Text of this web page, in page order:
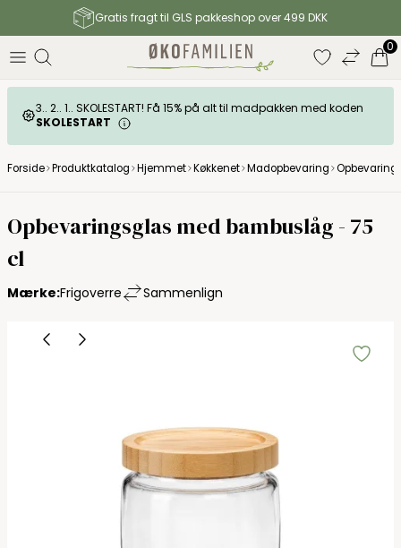
Gratis fragt til GLS pakkeshop over 499 DKK
0
3.. 2.. 1.. SKOLESTART! Få 15% på alt til madpakken med koden
SKOLESTART
Forside Produktkatalog Hjemmet Køkkenet Madopbevaring
Frigoverre
Opbevaringsglas med bambuslåg - 75
cl
Mærke:Frigoverre Sammenlign